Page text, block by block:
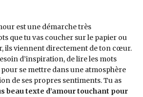
est une démarche très
que tu vas coucher sur le papier ou
ils viennent directement de ton cœur.
d’inspiration, de lire les mots
pour se mettre dans une atmosphère
de ses propres sentiments. Tu as
beau texte d’amour touchant pour